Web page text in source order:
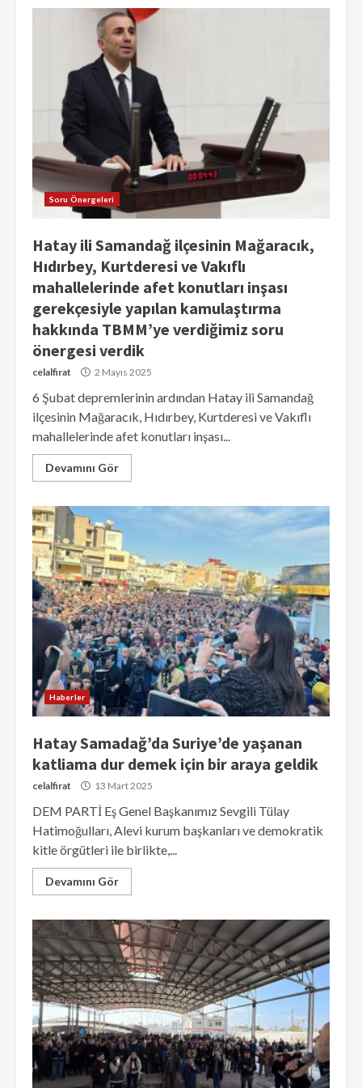
Soru Önergeleri
Hatay ili Samandağ ilçesinin Mağaracık,
Hıdırbey, Kurtderesi ve Vakıflı
mahallelerinde afet konutları inşası
gerekçesiyle yapılan kamulaştırma
hakkında TBMM’ye verdiğimiz soru
önergesi verdik
celalfirat 2 Mayıs 2025
6 Şubat depremlerinin ardından Hatay ili Samandağ
ilçesinin Mağaracık, Hıdırbey, Kurtderesi ve Vakıflı
mahallelerinde afet konutları inşası...
Devamını Gör
Haberler
Hatay Samadağ’da Suriye’de yaşanan
katliama dur demek için bir araya geldik
celalfirat 13 Mart 2025
DEM PARTİ Eş Genel Başkanımız Sevgili Tülay
Hatimoğulları, Alevi kurum başkanları ve demokratik
kitle örgütleri ile birlikte,...
Devamını Gör